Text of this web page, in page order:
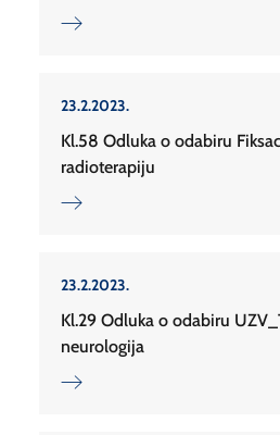
23.2.2023.
Kl.58 Odluka o odabiru
radioterapiju
23.2.2023.
Kl.29 Odluka o odabiru
neurologija